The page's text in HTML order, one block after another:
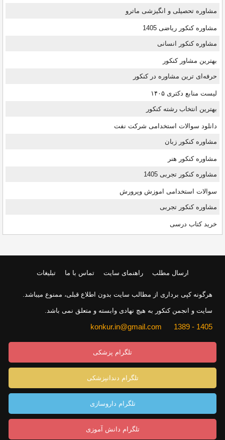
مشاوره تحصیلی و انگیزشی ماترو
مشاوره کنکور ریاضی 1405
مشاوره کنکور انسانی
بهترین مشاور کنکور
حرفه‌ای ترین مشاوره در کنکور
لیست منابع دکتری ۱۴۰۵
بهترین انتخاب رشته کنکور
دانلود سوالات استخدامی شرکت نفت
مشاوره کنکور زبان
مشاوره کنکور هنر
مشاوره کنکور تجربی 1405
سوالات استخدامی اموزش وپرورش
مشاوره کنکور تجربی
خرید کتاب درسی
ارسال مطلب راهنمای سایت تماس با ما تبلیغات
هرگونه کپی برداری از مطالب سایت بدون اطلاع قبلی، ممنوع میباشد.
سایت و انجمن کنکور به هیچ نهادی وابسته و متعلق نمی باشد.
1405 - 1389 konkur.in@gmail.com
تلگرام پزشکی
تلگرام دندانپزشکی
تلگرام داروسازی
تلگرام دانش آموزی